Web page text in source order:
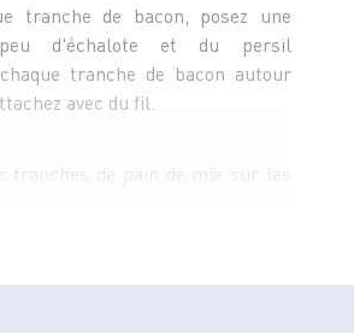
tranche de bacon, posez une
d'échalote et du persil
tranche de bacon autour
avec du fil.
tranches de pain de mie sur les